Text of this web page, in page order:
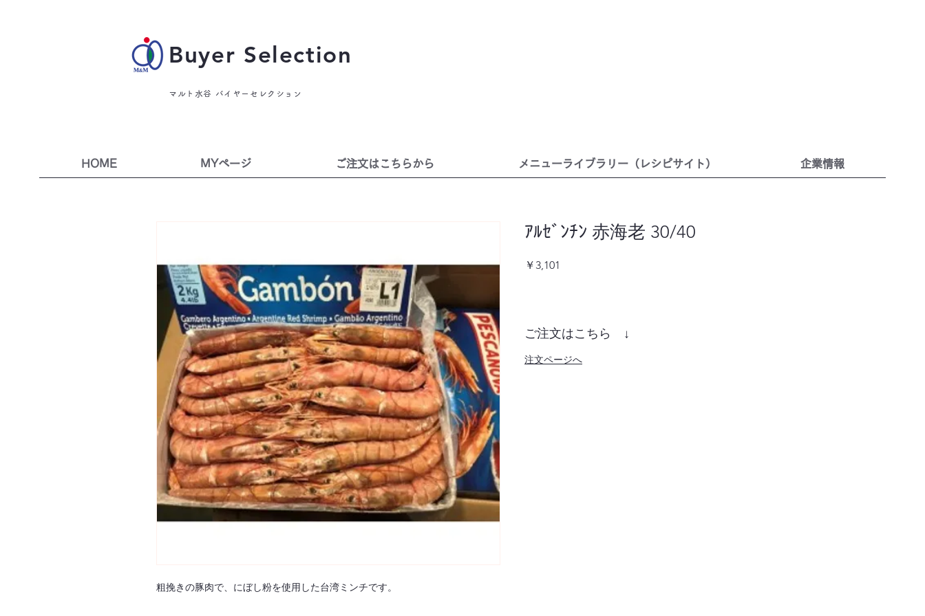
Buyer Selection
マルト水谷 バイヤーセレクション
HOME MYページ ご注文はこちらから メニューライブラリー（レシピサイト） 企業情報
粗挽きの豚肉で、にぼし粉を使用した台湾ミンチです。
ｱﾙｾﾞﾝﾁﾝ 赤海老 30/40
￥3,101
ご注文はこちら ↓
注文ページへ